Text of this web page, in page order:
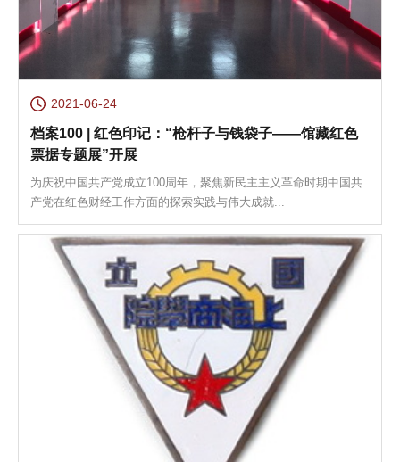
2021-06-24
档案100 | 红色印记：“枪杆子与钱袋子——馆藏红色
票据专题展”开展
为庆祝中国共产党成立100周年，聚焦新民主主义革命时期中国共
产党在红色财经工作方面的探索实践与伟大成就...